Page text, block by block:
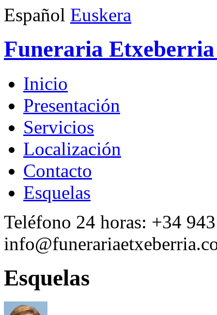
Español Euskera
Funeraria
Inicio
Presentación
Servicios
Localización
Contacto
Esquelas
Teléfono 24 horas: +34
Esquelas